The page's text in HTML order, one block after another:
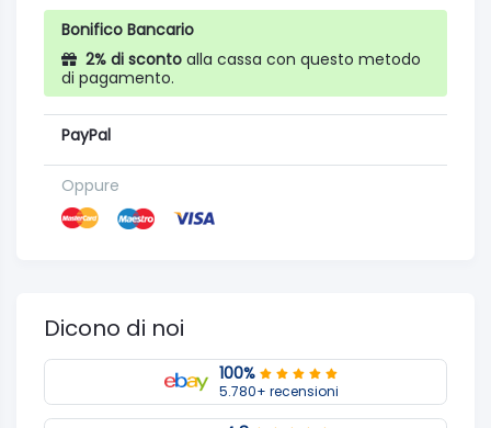
Bonifico Bancario
2% di sconto alla cassa con questo metodo
di pagamento.
PayPal
Oppure
Dicono di noi
100%
5.780+ recensioni